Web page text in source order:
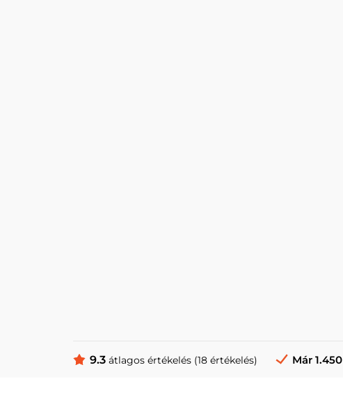
9.3 átlagos értékelés (18 értékelés) Már 1.450